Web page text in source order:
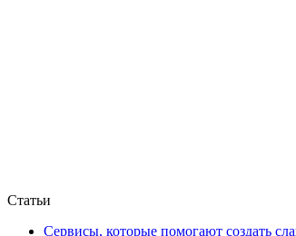
Статьи
Сервисы, которые помогают создать